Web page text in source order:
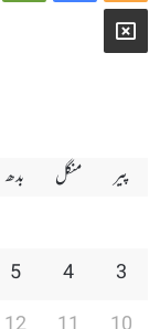
X
پیر
منگل بدھ
3
4
5